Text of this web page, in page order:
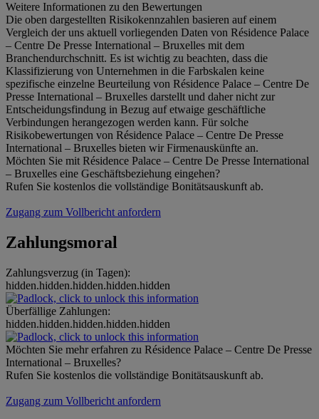
Weitere Informationen zu den Bewertungen
Die oben dargestellten Risikokennzahlen basieren auf einem
Vergleich der uns aktuell vorliegenden Daten von Résidence Palace
– Centre De Presse International – Bruxelles mit dem
Branchendurchschnitt. Es ist wichtig zu beachten, dass die
Klassifizierung von Unternehmen in die Farbskalen keine
spezifische einzelne Beurteilung von Résidence Palace – Centre De
Presse International – Bruxelles darstellt und daher nicht zur
Entscheidungsfindung in Bezug auf etwaige geschäftliche
Verbindungen herangezogen werden kann. Für solche
Risikobewertungen von Résidence Palace – Centre De Presse
International – Bruxelles bieten wir Firmenauskünfte an.
Möchten Sie mit Résidence Palace – Centre De Presse International
– Bruxelles eine Geschäftsbeziehung eingehen?
Rufen Sie kostenlos die vollständige Bonitätsauskunft ab.
Zugang zum Vollbericht anfordern
Zahlungsmoral
Zahlungsverzug (in Tagen):
hidden.hidden.hidden.hidden.hidden
Überfällige Zahlungen:
hidden.hidden.hidden.hidden.hidden
Möchten Sie mehr erfahren zu Résidence Palace – Centre De Presse
International – Bruxelles?
Rufen Sie kostenlos die vollständige Bonitätsauskunft ab.
Zugang zum Vollbericht anfordern